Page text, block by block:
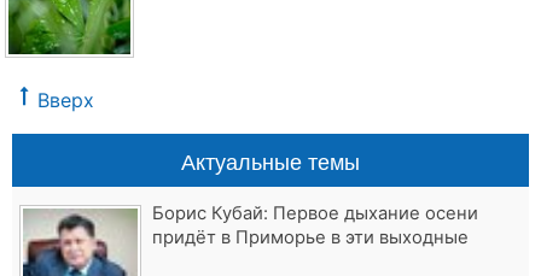
Вверх
Актуальные темы
Борис Кубай: Первое дыхание осени
придёт в Приморье в эти выходные